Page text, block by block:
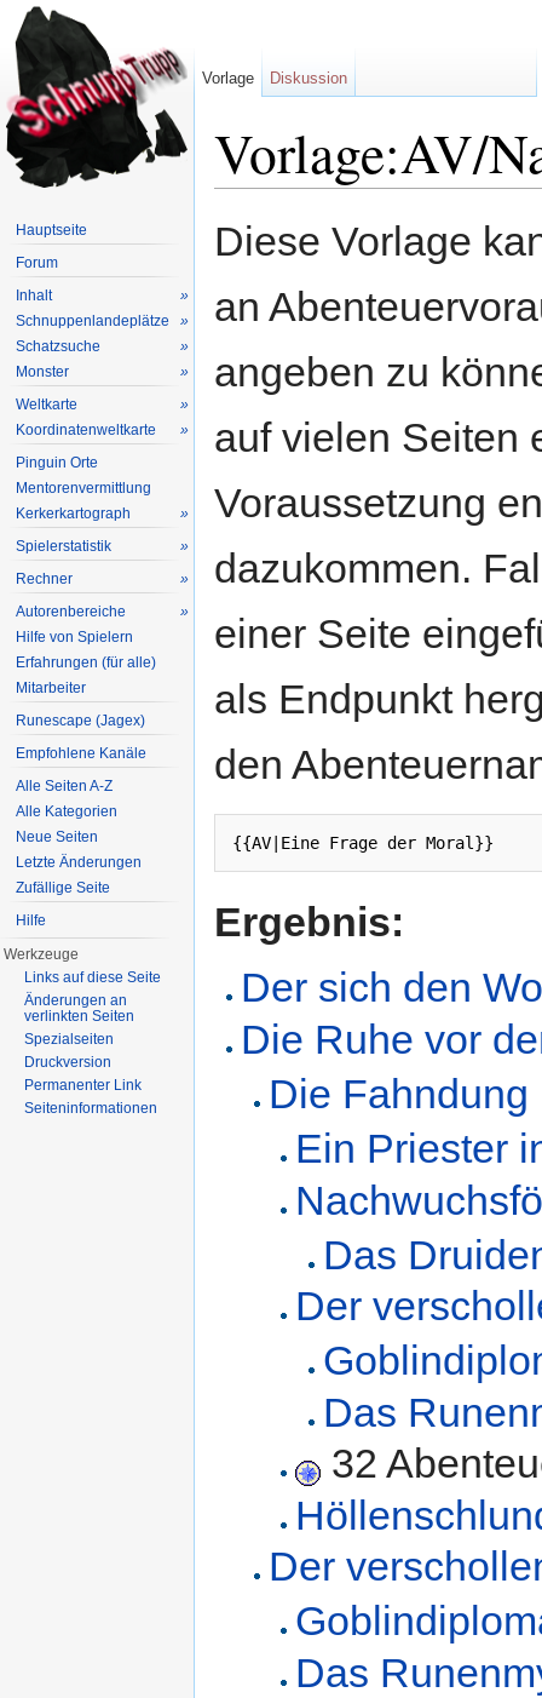
Vorlage:AV/
Diese Vorlage
an
angeben zu
auf vielen Seiten
Voraussetzung
dazukommen.
einer Seite
als Endpunkt
den
{{AV|Eine Frage der Moral}}
Ergebnis:
Der sich den
Die Ruhe vor
Die Fahndung
Ein Priester
Das
Der
Das
32
Der
Das
Vorlage Diskussion
Hauptseite
Forum
Inhalt
»
Schnuppenlandeplätze
»
Schatzsuche
»
Monster
»
Weltkarte
»
Koordinatenweltkarte
»
Pinguin Orte
Mentorenvermittlung
Kerkerkartograph
»
Spielerstatistik
»
Rechner
»
Autorenbereiche
»
Hilfe von Spielern
Erfahrungen (für alle)
Mitarbeiter
Runescape (Jagex)
Empfohlene Kanäle
Alle Seiten A-Z
Alle Kategorien
Neue Seiten
Letzte Änderungen
Zufällige Seite
Hilfe
Werkzeuge
Links auf diese Seite
Änderungen an
verlinkten Seiten
Spezialseiten
Druckversion
Permanenter Link
Seiteninformationen